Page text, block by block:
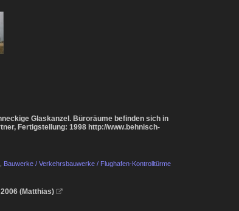
Glaskanzel. Büroräume befinden sich in
Fertigstellung: 1998 http://www.behnisch-
Bauwerke / Verkehrsbauwerke / Flughafen-Kontrolltürme
(Matthias) 